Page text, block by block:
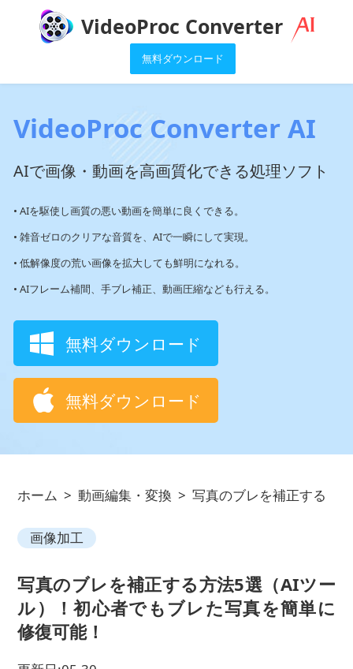
VideoProc Converter
無料ダウンロード
VideoProc Converter AI
AIで画像・動画を高画質化できる処理ソフト
• AIを駆使し画質の悪い動画を簡単に良くできる。
• 雑音ゼロのクリアな音質を、AIで一瞬にして実現。
• 低解像度の荒い画像を拡大しても鮮明になれる。
• AIフレーム補間、手ブレ補正、動画圧縮なども行える。
無料ダウンロード
無料ダウンロード
ホーム > 動画編集・変換 > 写真のブレを補正する
画像加工
写真のブレを補正する方法5選（AIツー
ル）！初心者でもブレた写真を簡単に
修復可能！